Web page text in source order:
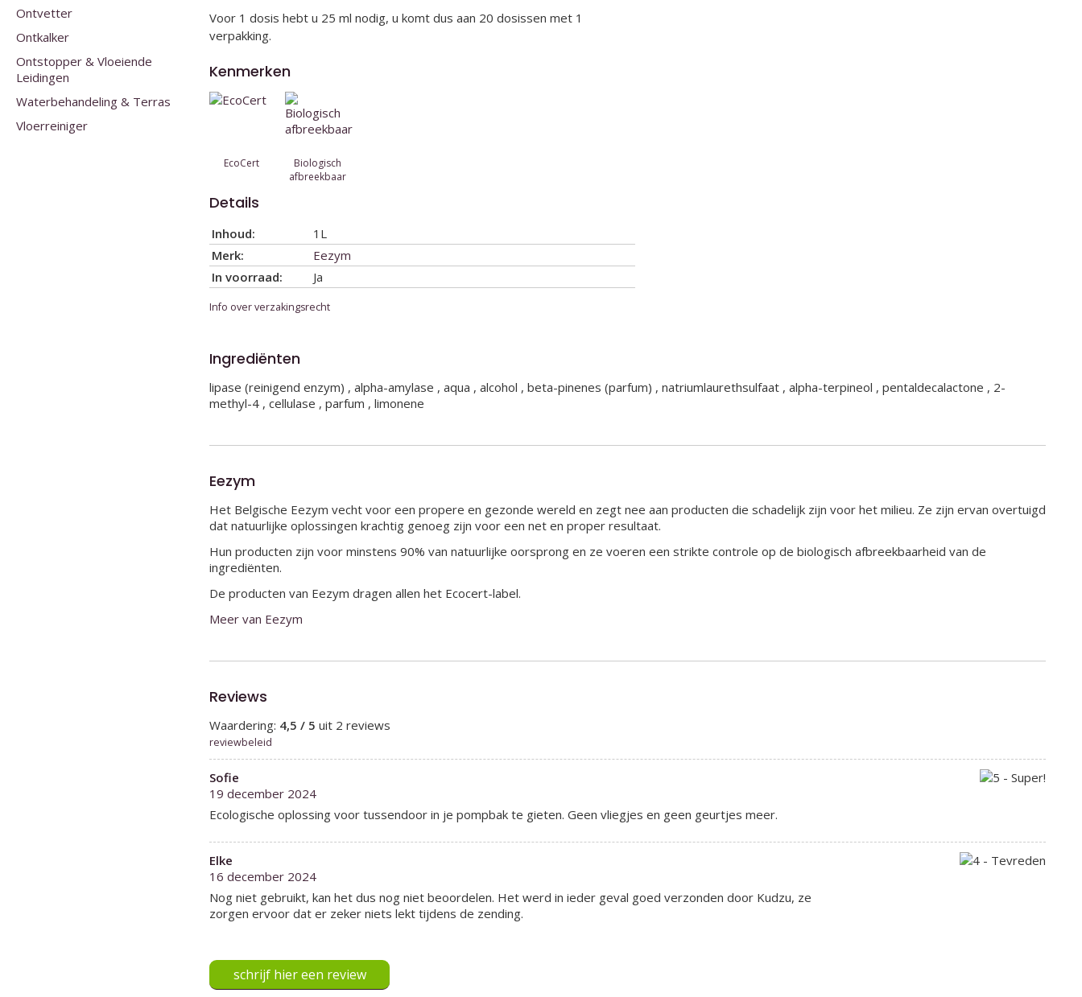
Voor 1 dosis hebt u 25 ml nodig, u komt dus aan 20 dosissen met 1
verpakking.
Kenmerken
EcoCert
Biologisch
afbreekbaar
Details
Inhoud:
1L
Merk:
Eezym
In voorraad:
Ja
Info over verzakingsrecht
Ingrediënten
lipase (reinigend enzym) , alpha-amylase , aqua , alcohol , beta-pinenes (parfum) , natriumlaurethsulfaat , alpha-terpineol , pentaldecalactone , 2-
methyl-4 , cellulase , parfum , limonene
Eezym
Het Belgische Eezym vecht voor een propere en gezonde wereld en zegt nee aan producten die schadelijk zijn voor het milieu. Ze zijn ervan overtuigd
dat natuurlijke oplossingen krachtig genoeg zijn voor een net en proper resultaat.
Hun producten zijn voor minstens 90% van natuurlijke oorsprong en ze voeren een strikte controle op de biologisch afbreekbaarheid van de
ingrediënten.
De producten van Eezym dragen allen het Ecocert-label.
Meer van Eezym
Reviews
Waardering: 4,5 / 5 uit 2 reviews
reviewbeleid
Sofie
19 december 2024
Ecologische oplossing voor tussendoor in je pompbak te gieten. Geen vliegjes en geen geurtjes meer.
Elke
16 december 2024
Nog niet gebruikt, kan het dus nog niet beoordelen. Het werd in ieder geval goed verzonden door Kudzu, ze
zorgen ervoor dat er zeker niets lekt tijdens de zending.
schrijf hier een review
Ontvetter
Ontkalker
Ontstopper & Vloeiende
Leidingen
Waterbehandeling & Terras
Vloerreiniger